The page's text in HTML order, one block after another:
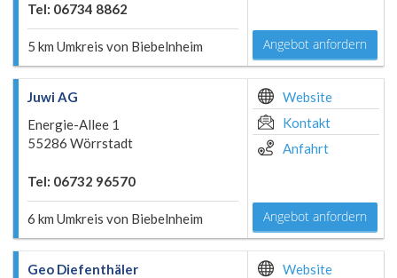
Tel: 06734 8862
5 km Umkreis von Biebelnheim Angebot anfordern
Juwi AG
Energie-Allee 1
55286 Wörrstadt
Tel: 06732 96570
6 km Umkreis von Biebelnheim
Website
Kontakt
Anfahrt
Angebot anfordern
Geo Diefenthäler
Website